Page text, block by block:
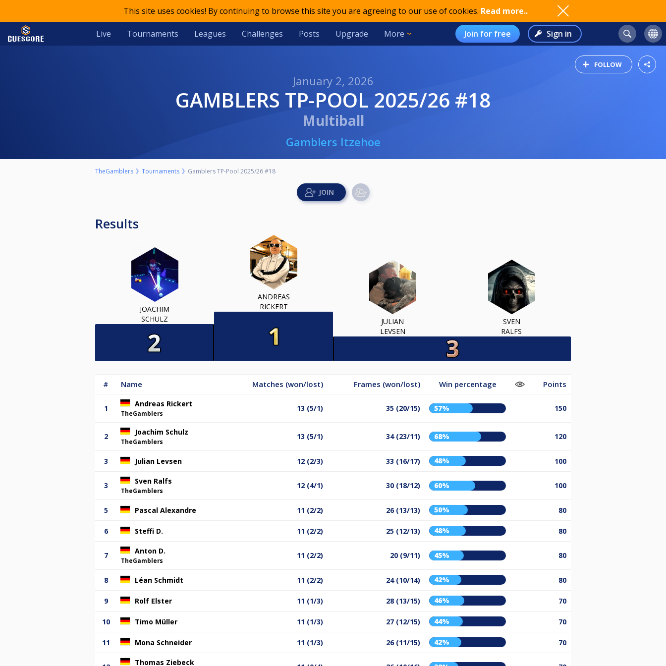
This site uses cookies! By continuing to browse this site you are agreeing to our use of cookies. Read more..
Live Tournaments Leagues Challenges Posts Upgrade More Join for free Sign in
FOLLOW
January 2, 2026
GAMBLERS TP-POOL 2025/26 #18
Multiball
Gamblers Itzehoe
TheGamblers Tournaments Gamblers TP-Pool 2025/26 #18
Results
JOACHIM
SCHULZ
ANDREAS
RICKERT
JULIAN
LEVSEN
SVEN
RALFS
# Name Matches (won/lost) Frames (won/lost) Win percentage Points
1 Andreas Rickert
TheGamblers
13 (5/1) 35 (20/15) 57% 150
2 Joachim Schulz
TheGamblers
13 (5/1) 34 (23/11) 68% 120
3 Julian Levsen 12 (2/3) 33 (16/17) 48% 100
3 Sven Ralfs
TheGamblers
12 (4/1) 30 (18/12) 60% 100
5 Pascal Alexandre 11 (2/2) 26 (13/13) 50% 80
6 Steffi D. 11 (2/2) 25 (12/13) 48% 80
7 Anton D.
TheGamblers
11 (2/2) 20 (9/11) 45% 80
8 Léan Schmidt 11 (2/2) 24 (10/14) 42% 80
9 Rolf Elster 11 (1/3) 28 (13/15) 46% 70
10 Timo Müller 11 (1/3) 27 (12/15) 44% 70
11 Mona Schneider 11 (1/3) 26 (11/15) 42% 70
Thomas Ziebeck